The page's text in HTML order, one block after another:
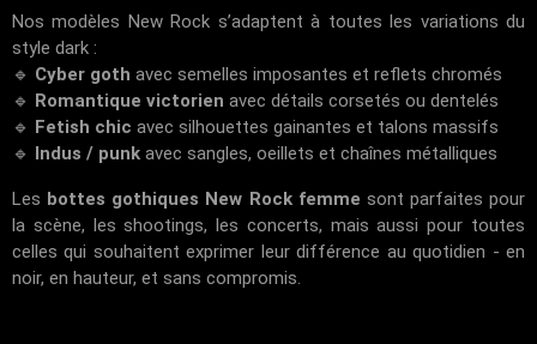
Nos modèles New Rock s’adaptent à toutes les variations du
style dark :
🔹 Cyber goth avec semelles imposantes et reflets chromés
🔹 Romantique victorien avec détails corsetés ou dentelés
🔹 Fetish chic avec silhouettes gainantes et talons massifs
🔹 Indus / punk avec sangles, oeillets et chaînes métalliques
Les bottes gothiques New Rock femme sont parfaites pour
la scène, les shootings, les concerts, mais aussi pour toutes
celles qui souhaitent exprimer leur différence au quotidien - en
noir, en hauteur, et sans compromis.